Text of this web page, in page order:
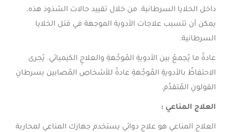
داخل الخلايا السرطانية. من خلال تقييد حالات الشذوذ هذه،
يمكن أن تتسبب علاجات الأدوية الموجهة في قتل الخلايا
السرطانية.
عادةً ما يُجمعُ بين الأدويةِ المُوجَّهةِ والعلاجِ الكيميائي. يُجرى
الاحتفاظُ بالأدويةِ المُوجَّهةِ عادةً للأشخاصِ المُصابين بسرطانِ
القولونِ المُتقدِّم.
العلاج المناعي :
العلاج المناعي هو علاج دوائي يستخدم جهازك المناعي لمحاربة